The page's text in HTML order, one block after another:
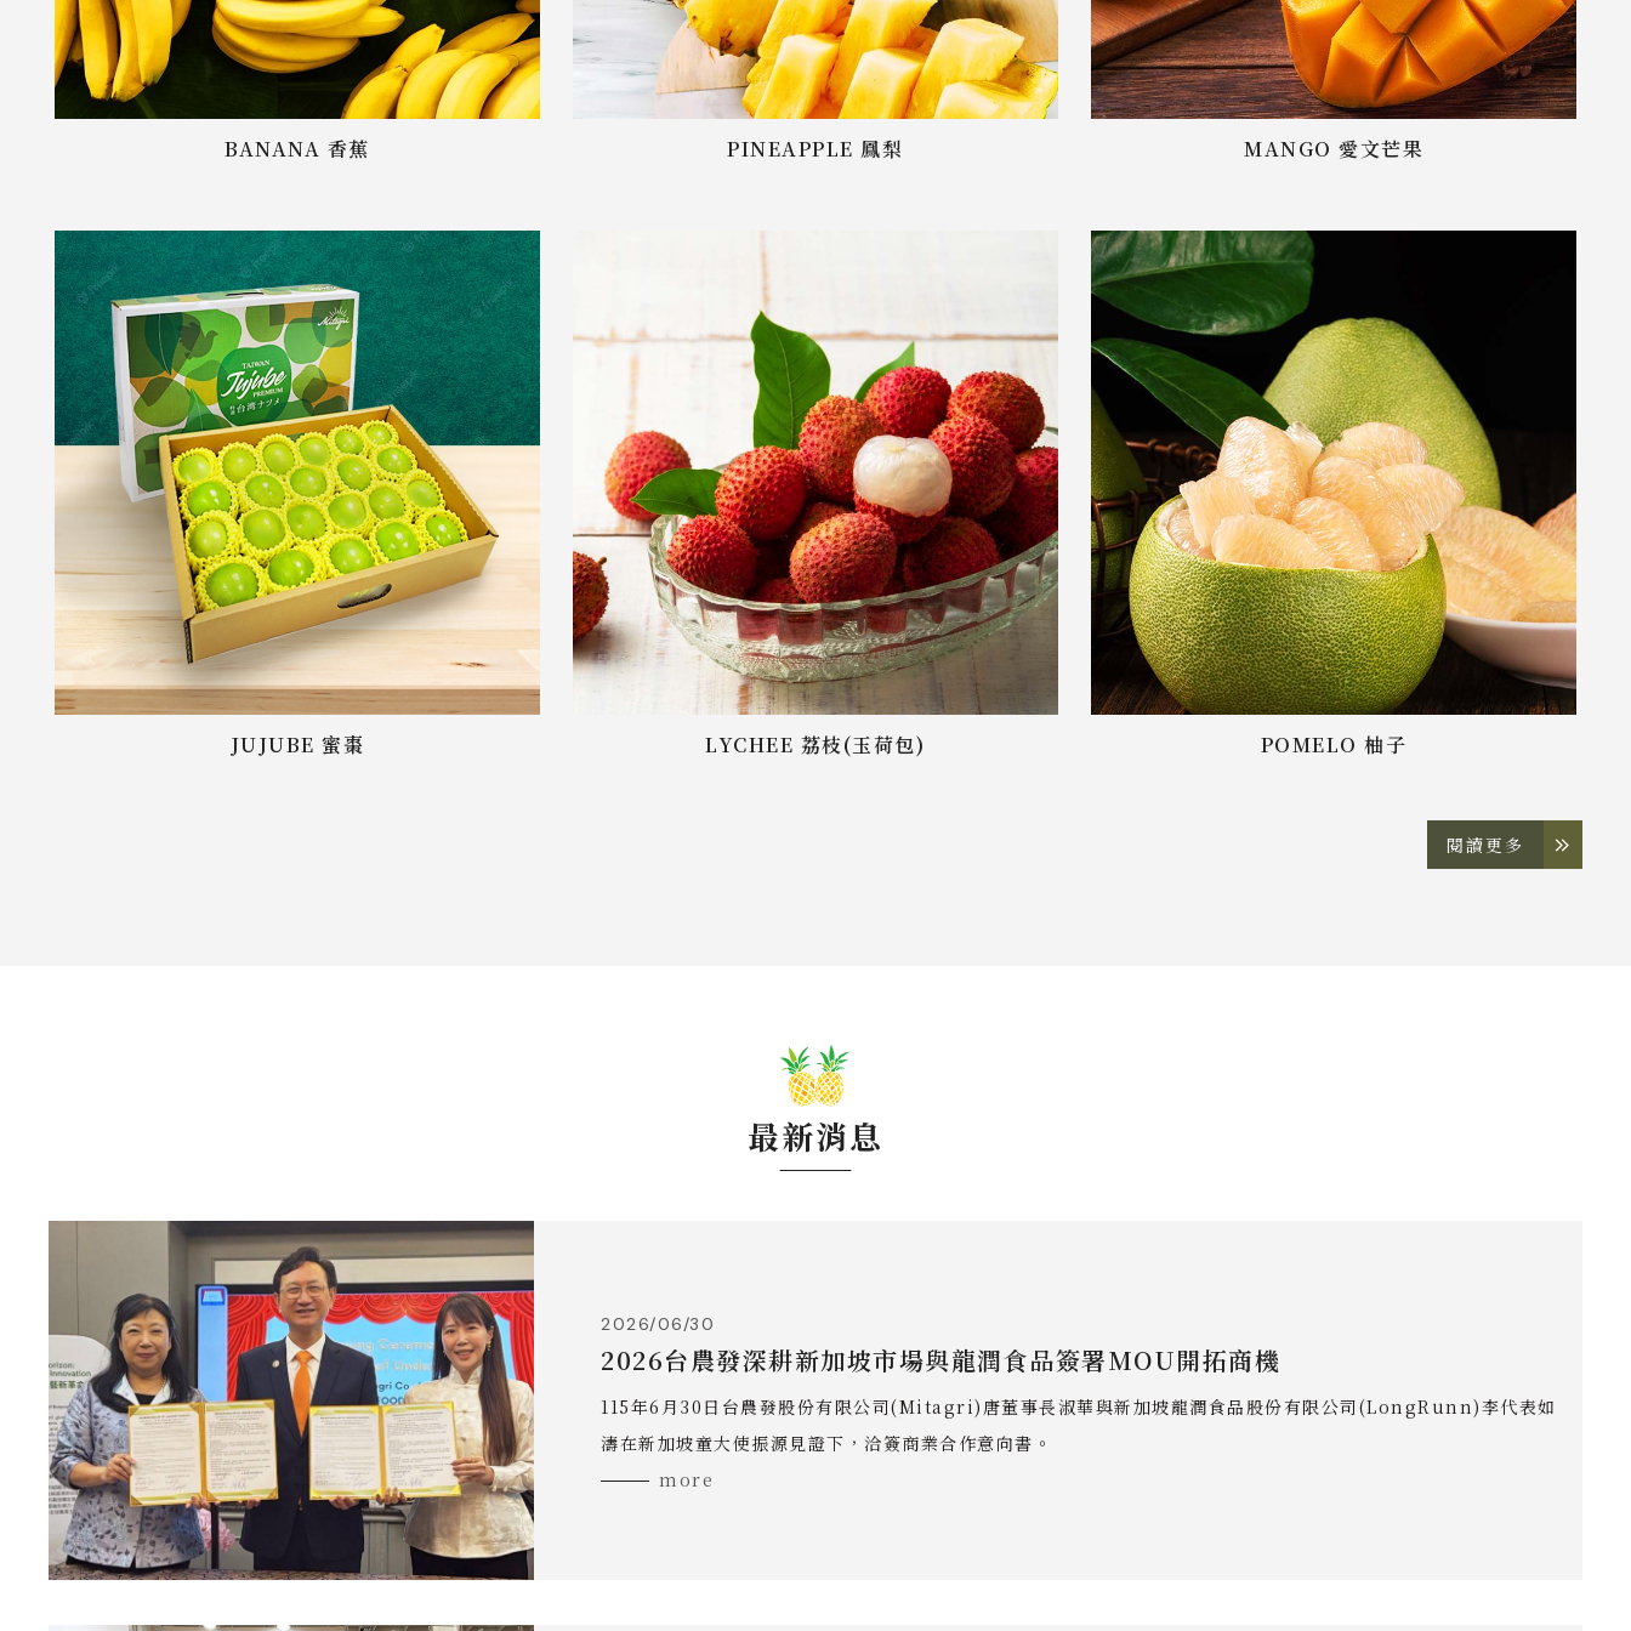
BANANA 香蕉 PINEAPPLE 鳳梨 MANGO 愛文芒果
JUJUBE 蜜棗 LYCHEE 荔枝(玉荷包) POMELO 柚子
最新消息
2026/06/30
2026台農發深耕新加坡市場與龍潤食品簽署MOU開拓商機
115年6月30日台農發股份有限公司(Mitagri)唐董事長淑華與新加坡龍潤食品股份有限公司(LongRunn)李代表如
濤在新加坡童大使振源見證下，洽簽商業合作意向書。
more